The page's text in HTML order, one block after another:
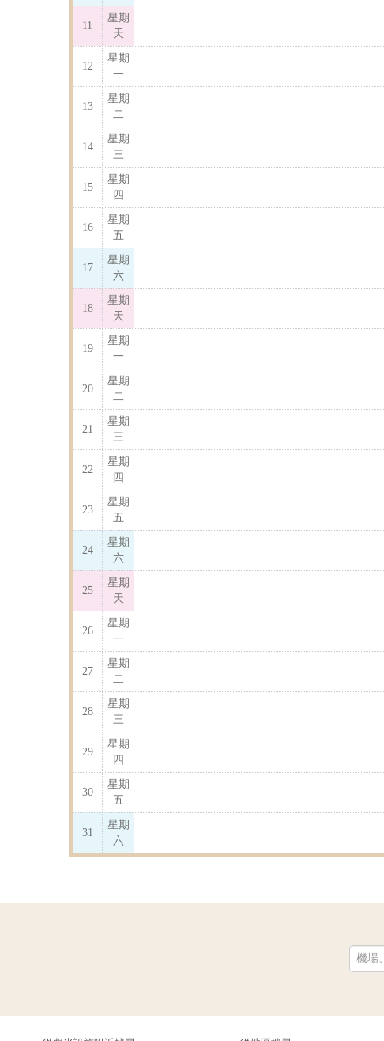
11
星期
天
12
星期
一
13
星期
二
14
星期
三
15
星期
四
16
星期
五
17
星期
六
18
星期
天
19
星期
一
20
星期
二
21
星期
三
22
星期
四
23
星期
五
24
星期
六
25
星期
天
26
星期
一
27
星期
二
28
星期
三
29
星期
四
30
星期
五
31
星期
六